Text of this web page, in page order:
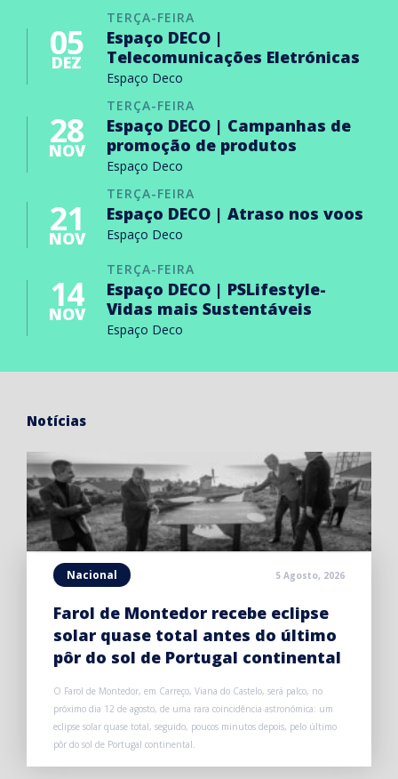
TERÇA-FEIRA
05
DEZ
Espaço DECO |
Telecomunicações Eletrónicas
Espaço Deco
TERÇA-FEIRA
28
NOV
Espaço DECO | Campanhas de
promoção de produtos
Espaço Deco
TERÇA-FEIRA
21
NOV
Espaço DECO | Atraso nos voos
Espaço Deco
TERÇA-FEIRA
14
NOV
Espaço DECO | PSLifestyle-
Vidas mais Sustentáveis
Espaço Deco
Notícias
Nacional 5 Agosto, 2026
Farol de Montedor recebe eclipse
solar quase total antes do último
pôr do sol de Portugal continental
O Farol de Montedor, em Carreço, Viana do Castelo, será palco, no
próximo dia 12 de agosto, de uma rara coincidência astronómica: um
eclipse solar quase total, seguido, poucos minutos depois, pelo último
pôr do sol de Portugal continental.